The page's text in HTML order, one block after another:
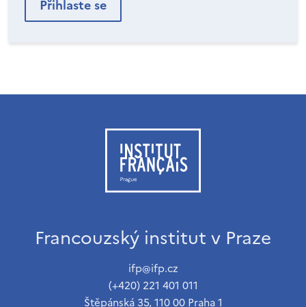
Francouzský institut v Praze
ifp@ifp.cz
(+420) 221 401 011
Štěpánská 35, 110 00 Praha 1